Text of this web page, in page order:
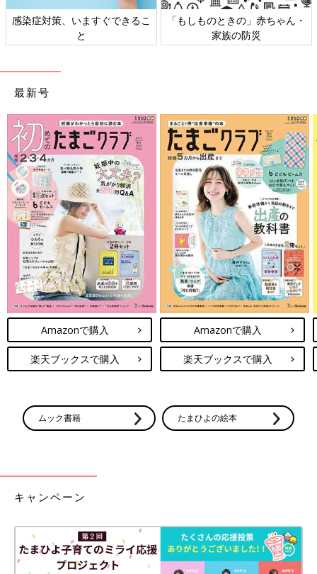
感染症対策、いますぐできるこ
と
「もしものときの」赤ちゃん・
家族の防災
最新号
Amazonで購入
楽天ブックスで購入
Amazonで購入
楽天ブックスで購入
ムック書籍 たまひよの絵本
キャンペーン